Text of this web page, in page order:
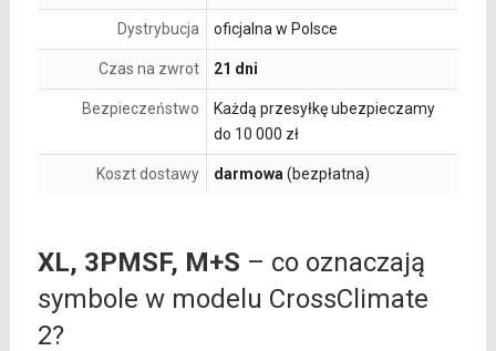
Dystrybucja oficjalna w Polsce
Czas na zwrot 21 dni
Bezpieczeństwo
Każdą przesyłkę ubezpieczamy
do 10 000 zł
Koszt dostawy darmowa (bezpłatna)
XL, 3PMSF, M+S – co oznaczają
symbole w modelu CrossClimate
2?